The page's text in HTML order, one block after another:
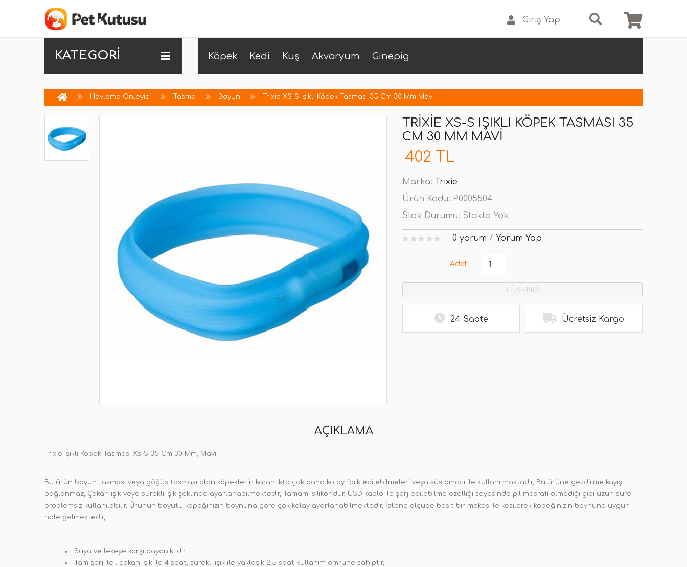
Giriş Yap
KATEGORİ Köpek Kedi Kuş Akvaryum Ginepig
Havlama Önleyici Tasma Boyun Trixie XS-S Işıklı Köpek Tasması 35 Cm 30 Mm Mavi
TRIXIE XS-S IŞIKLI KÖPEK TASMASI 35
CM 30 MM MAVI
402 TL
Marka: Trixie
Ürün Kodu: P0005504
Stok Durumu: Stokta Yok
0 yorum / Yorum Yap
Adet
TÜKENDİ
24 Saate Ücretsiz Kargo
AÇIKLAMA
Trixie Işıklı Köpek Tasması Xs-S 35 Cm 30 Mm, Mavi
Bu ürün boyun tasması veya göğüs tasması olan köpeklerin karanlıkta çok daha kolay fark edilebilmeleri veya süs amacı ile kullanılmaktadır, Bu ürüne gezdirme kayışı
bağlanmaz, Çakan ışık veya sürekli ışık şeklinde ayarlanabilmektedir, Tamamı silikondur, USD kablo ile şarj edilebilme özelliği sayesinde pil masrafı olmadığı gibi uzun süre
problemsiz kullanılabilir, Ürünün boyutu köpeğinizin boynuna göre çok kolay ayarlanabilmektedir, İstene ölçüde basit bir makas ile kesilerek köpeğinizin boynuna uygun
hale gelmektedir,
Suya ve lekeye karşı dayanıklıdır,
Tam şarj ile ; çakan ışık ile 4 saat, sürekli ışık ile yaklaşık 2,5 saat kullanım ömrüne sahiptir,